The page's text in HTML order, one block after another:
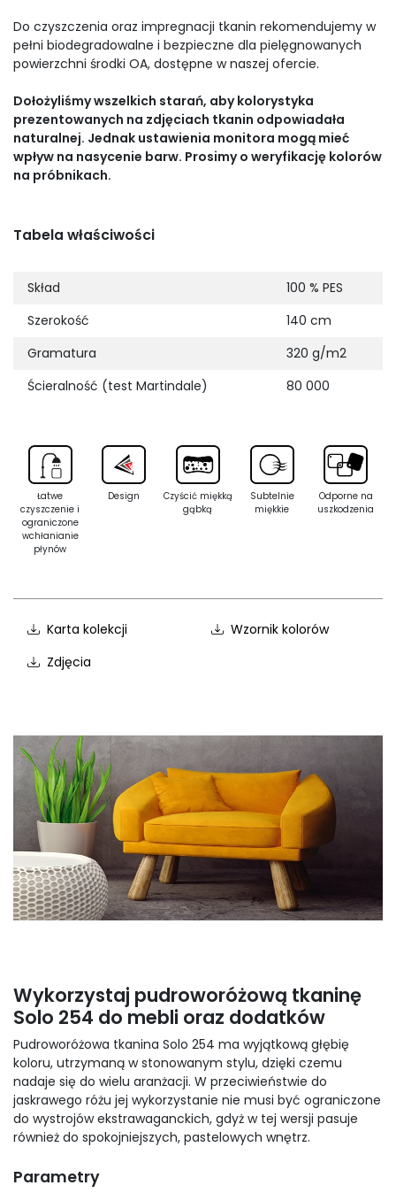
Do czyszczenia oraz impregnacji tkanin rekomendujemy w
pełni biodegradowalne i bezpieczne dla pielęgnowanych
powierzchni środki OA, dostępne w naszej ofercie.
Dołożyliśmy wszelkich starań, aby kolorystyka
prezentowanych na zdjęciach tkanin odpowiadała
naturalnej. Jednak ustawienia monitora mogą mieć
wpływ na nasycenie barw. Prosimy o weryfikację kolorów
na próbnikach.
Tabela właściwości
Skład
100 % PES
Szerokość
140 cm
Gramatura
320 g/m2
Ścieralność (test Martindale)
80 000
Łatwe
czyszczenie i
ograniczone
wchłanianie
płynów
Design
Czyścić miękką
gąbką
Subtelnie
miękkie
Odporne na
uszkodzenia
Karta kolekcji
Wzornik kolorów
Zdjęcia
Wykorzystaj pudroworóżową tkaninę
Solo 254 do mebli oraz dodatków
Pudroworóżowa tkanina Solo 254 ma wyjątkową głębię
koloru, utrzymaną w stonowanym stylu, dzięki czemu
nadaje się do wielu aranżacji. W przeciwieństwie do
jaskrawego różu jej wykorzystanie nie musi być ograniczone
do wystrojów ekstrawaganckich, gdyż w tej wersji pasuje
również do spokojniejszych, pastelowych wnętrz.
Parametry